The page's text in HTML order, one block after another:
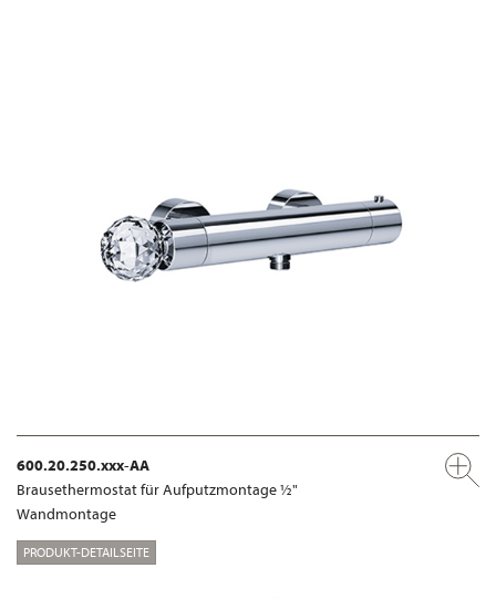
600.20.250.xxx-AA
Brausethermostat für Aufputzmontage ½"
Wandmontage
PRODUKT-DETAILSEITE